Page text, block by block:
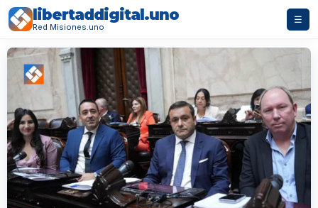
libertaddigital.uno
Red Misiones.uno
☰